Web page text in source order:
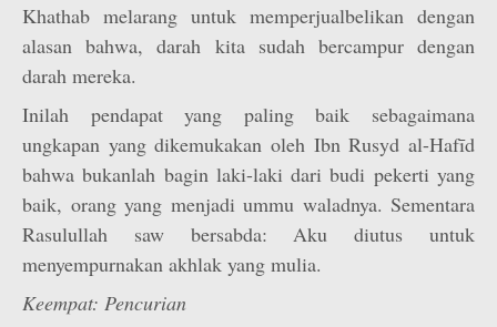
Khathab melarang untuk memperjualbelikan dengan
alasan bahwa, darah kita sudah bercampur dengan
darah mereka.
Inilah pendapat yang paling baik sebagaimana
ungkapan yang dikemukakan oleh Ibn Rusyd al-Hafīd
bahwa bukanlah bagin laki-laki dari budi pekerti yang
baik, orang yang menjadi ummu waladnya. Sementara
Rasulullah saw bersabda: Aku diutus untuk
menyempurnakan akhlak yang mulia.
Keempat: Pencurian